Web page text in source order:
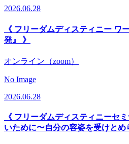
2026.06.28
《 フリーダムディスティニー ワ
発』 》
オンライン（zoom）
No Image
2026.06.28
《 フリーダムディスティニーセ
いために〜自分の容姿を受けとめ